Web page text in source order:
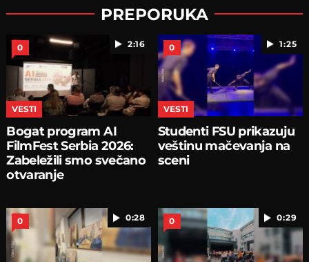
PREPORUKA
2:16
0
VESTI
Bogat program AI
FilmFest Serbia 2026:
Zabeležili smo svečano
otvaranje
1:25
0
VESTI
Studenti FSU prikazuju
veštinu mačevanja na
sceni
0:28
0 0:29
0